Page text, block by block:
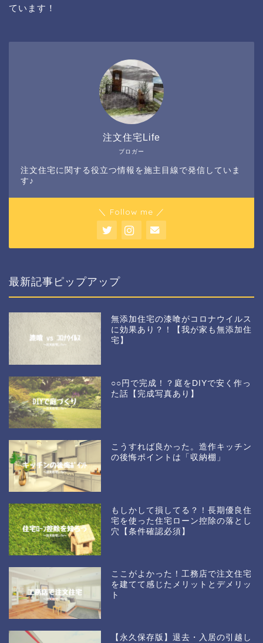
ています！
ブロガー
注文住宅Life
注文住宅に関する役立つ情報を施主目線で発信していま
す♪
＼ Follow me ／
最新記事ピップアップ
無添加住宅の漆喰がコロナウイルス
に効果あり？！【我が家も無添加住
宅】
○○円で完成！？庭をDIYで安く作っ
た話【完成写真あり】
こうすれば良かった。造作キッチン
の後悔ポイントは「収納棚」
もしかして損してる？！長期優良住
宅を使った住宅ローン控除の落とし
穴【条件確認必須】
ここがよかった！工務店で注文住宅
を建てて感じたメリットとデメリッ
ト
【永久保存版】退去・入居の引越し